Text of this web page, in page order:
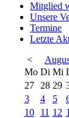
Mitglied
Unsere
Termine
Letzte
<
Mo Di Mi
27
28 29
3
4 5
10
11 12